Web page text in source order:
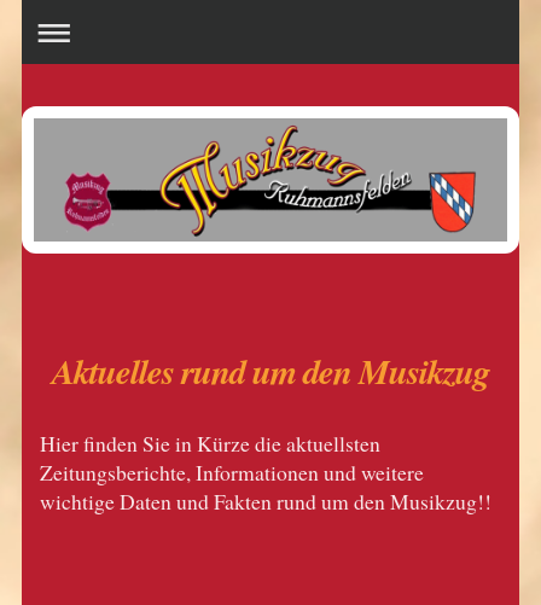
Aktuelles rund um den Musikzug
Hier finden Sie in Kürze die aktuellsten
Zeitungsberichte, Informationen und weitere
wichtige Daten und Fakten rund um den Musikzug!!